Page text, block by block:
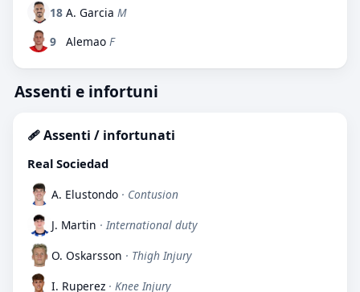
18 A. Garcia M
9
Alemao F
Assenti e infortuni
🩹 Assenti / infortunati
Real Sociedad
A. Elustondo · Contusion
J. Martin · International duty
O. Oskarsson · Thigh Injury
I. Ruperez · Knee Injury